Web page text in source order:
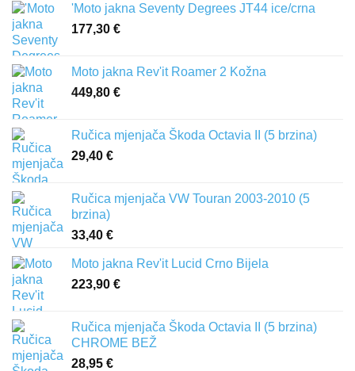
'Moto jakna Seventy Degrees JT44 ice/crna
177,30 €
Moto jakna Rev'it Roamer 2 Kožna
449,80 €
Ručica mjenjača Škoda Octavia II (5 brzina)
29,40 €
Ručica mjenjača VW Touran 2003-2010 (5
brzina)
33,40 €
Moto jakna Rev'it Lucid Crno Bijela
223,90 €
Ručica mjenjača Škoda Octavia II (5 brzina)
CHROME BEŽ
28,95 €